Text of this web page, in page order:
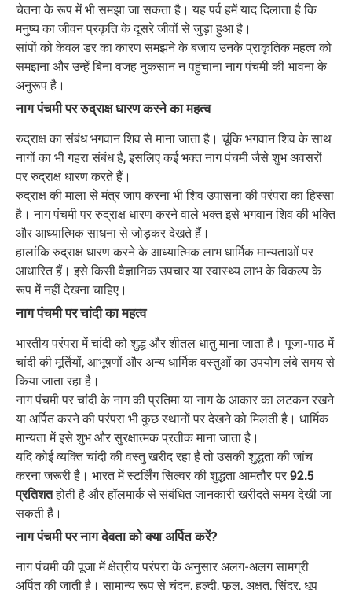
चेतना के रूप में भी समझा जा सकता है। यह पर्व हमें याद दिलाता है कि
मनुष्य का जीवन प्रकृति के दूसरे जीवों से जुड़ा हुआ है।
सांपों को केवल डर का कारण समझने के बजाय उनके प्राकृतिक महत्व को
समझना और उन्हें बिना वजह नुकसान न पहुंचाना नाग पंचमी की भावना के
अनुरूप है।
नाग पंचमी पर रुद्राक्ष धारण करने का महत्व
रुद्राक्ष का संबंध भगवान शिव से माना जाता है। चूंकि भगवान शिव के साथ
नागों का भी गहरा संबंध है, इसलिए कई भक्त नाग पंचमी जैसे शुभ अवसरों
पर रुद्राक्ष धारण करते हैं।
रुद्राक्ष की माला से मंत्र जाप करना भी शिव उपासना की परंपरा का हिस्सा
है। नाग पंचमी पर रुद्राक्ष धारण करने वाले भक्त इसे भगवान शिव की भक्ति
और आध्यात्मिक साधना से जोड़कर देखते हैं।
हालांकि रुद्राक्ष धारण करने के आध्यात्मिक लाभ धार्मिक मान्यताओं पर
आधारित हैं। इसे किसी वैज्ञानिक उपचार या स्वास्थ्य लाभ के विकल्प के
रूप में नहीं देखना चाहिए।
नाग पंचमी पर चांदी का महत्व
भारतीय परंपरा में चांदी को शुद्ध और शीतल धातु माना जाता है। पूजा-पाठ में
चांदी की मूर्तियों, आभूषणों और अन्य धार्मिक वस्तुओं का उपयोग लंबे समय से
किया जाता रहा है।
नाग पंचमी पर चांदी के नाग की प्रतिमा या नाग के आकार का लटकन रखने
या अर्पित करने की परंपरा भी कुछ स्थानों पर देखने को मिलती है। धार्मिक
मान्यता में इसे शुभ और सुरक्षात्मक प्रतीक माना जाता है।
यदि कोई व्यक्ति चांदी की वस्तु खरीद रहा है तो उसकी शुद्धता की जांच
करना जरूरी है। भारत में स्टर्लिंग सिल्वर की शुद्धता आमतौर पर92.5
प्रतिशतहोती है और हॉलमार्क से संबंधित जानकारी खरीदते समय देखी जा
सकती है।
नाग पंचमी पर नाग देवता को क्या अर्पित करें?
नाग पंचमी की पूजा में क्षेत्रीय परंपरा के अनुसार अलग-अलग सामग्री
अर्पित की जाती है। सामान्य रूप से चंदन, हल्दी, फूल, अक्षत, सिंदूर, धूप